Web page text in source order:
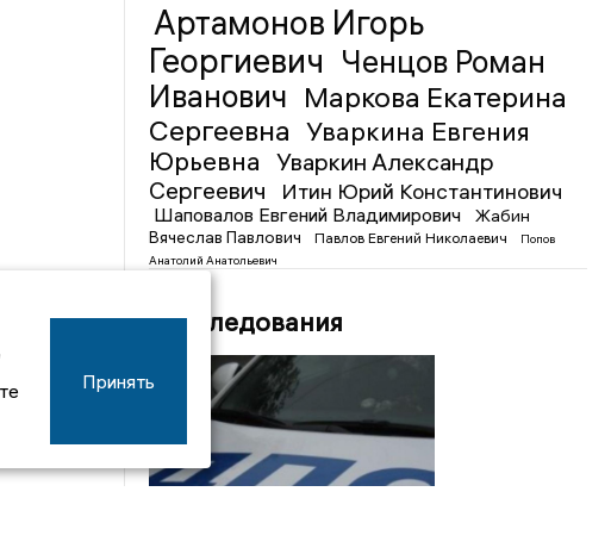
Артамонов Игорь
Георгиевич Ченцов Роман
Иванович Маркова Екатерина
Сергеевна Уваркина Евгения
Юрьевна
Уваркин Александр
Сергеевич
Итин Юрий Константинович
Шаповалов Евгений Владимирович
Жабин
Вячеслав Павлович
Павлов Евгений Николаевич
Попов
Анатолий Анатольевич
Расследования
Принять